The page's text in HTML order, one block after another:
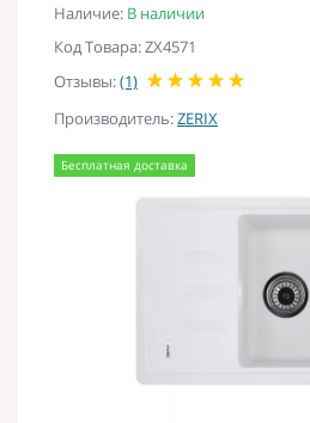
Наличие: В наличии
Код Товара: ZX4571
Отзывы:(1)
Производитель:ZERIX
Бесплатная доставка